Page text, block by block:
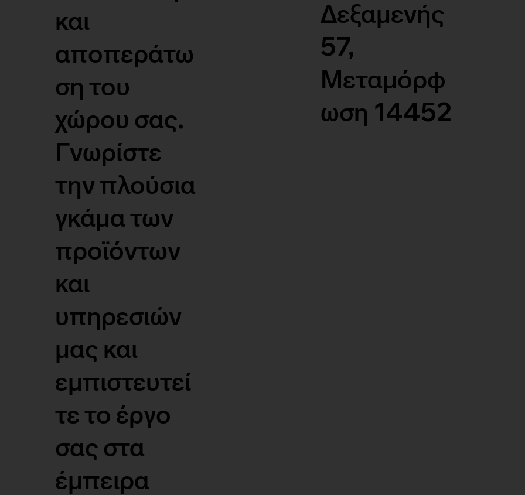
και
αποπεράτω
ση του
χώρου σας.
Γνωρίστε
την πλούσια
γκάμα των
προϊόντων
και
υπηρεσιών
μας και
εμπιστευτεί
τε το έργο
σας στα
έμπειρα
Δεξαμενής
57,
Μεταμόρφ
ωση 14452